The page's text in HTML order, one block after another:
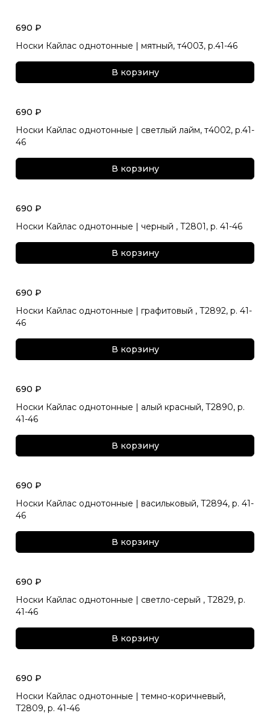
690 ₽
Носки Кайлас однотонные | мятный, т4003, р.41-46
В корзину
690 ₽
Носки Кайлас однотонные | светлый лайм, т4002, р.41-
46
В корзину
690 ₽
Носки Кайлас однотонные | черный , Т2801, р. 41-46
В корзину
690 ₽
Носки Кайлас однотонные | графитовый , Т2892, р. 41-
46
В корзину
690 ₽
Носки Кайлас однотонные | алый красный, Т2890, р.
41-46
В корзину
690 ₽
Носки Кайлас однотонные | васильковый, Т2894, р. 41-
46
В корзину
690 ₽
Носки Кайлас однотонные | светло-серый , Т2829, р.
41-46
В корзину
690 ₽
Носки Кайлас однотонные | темно-коричневый,
Т2809, р. 41-46